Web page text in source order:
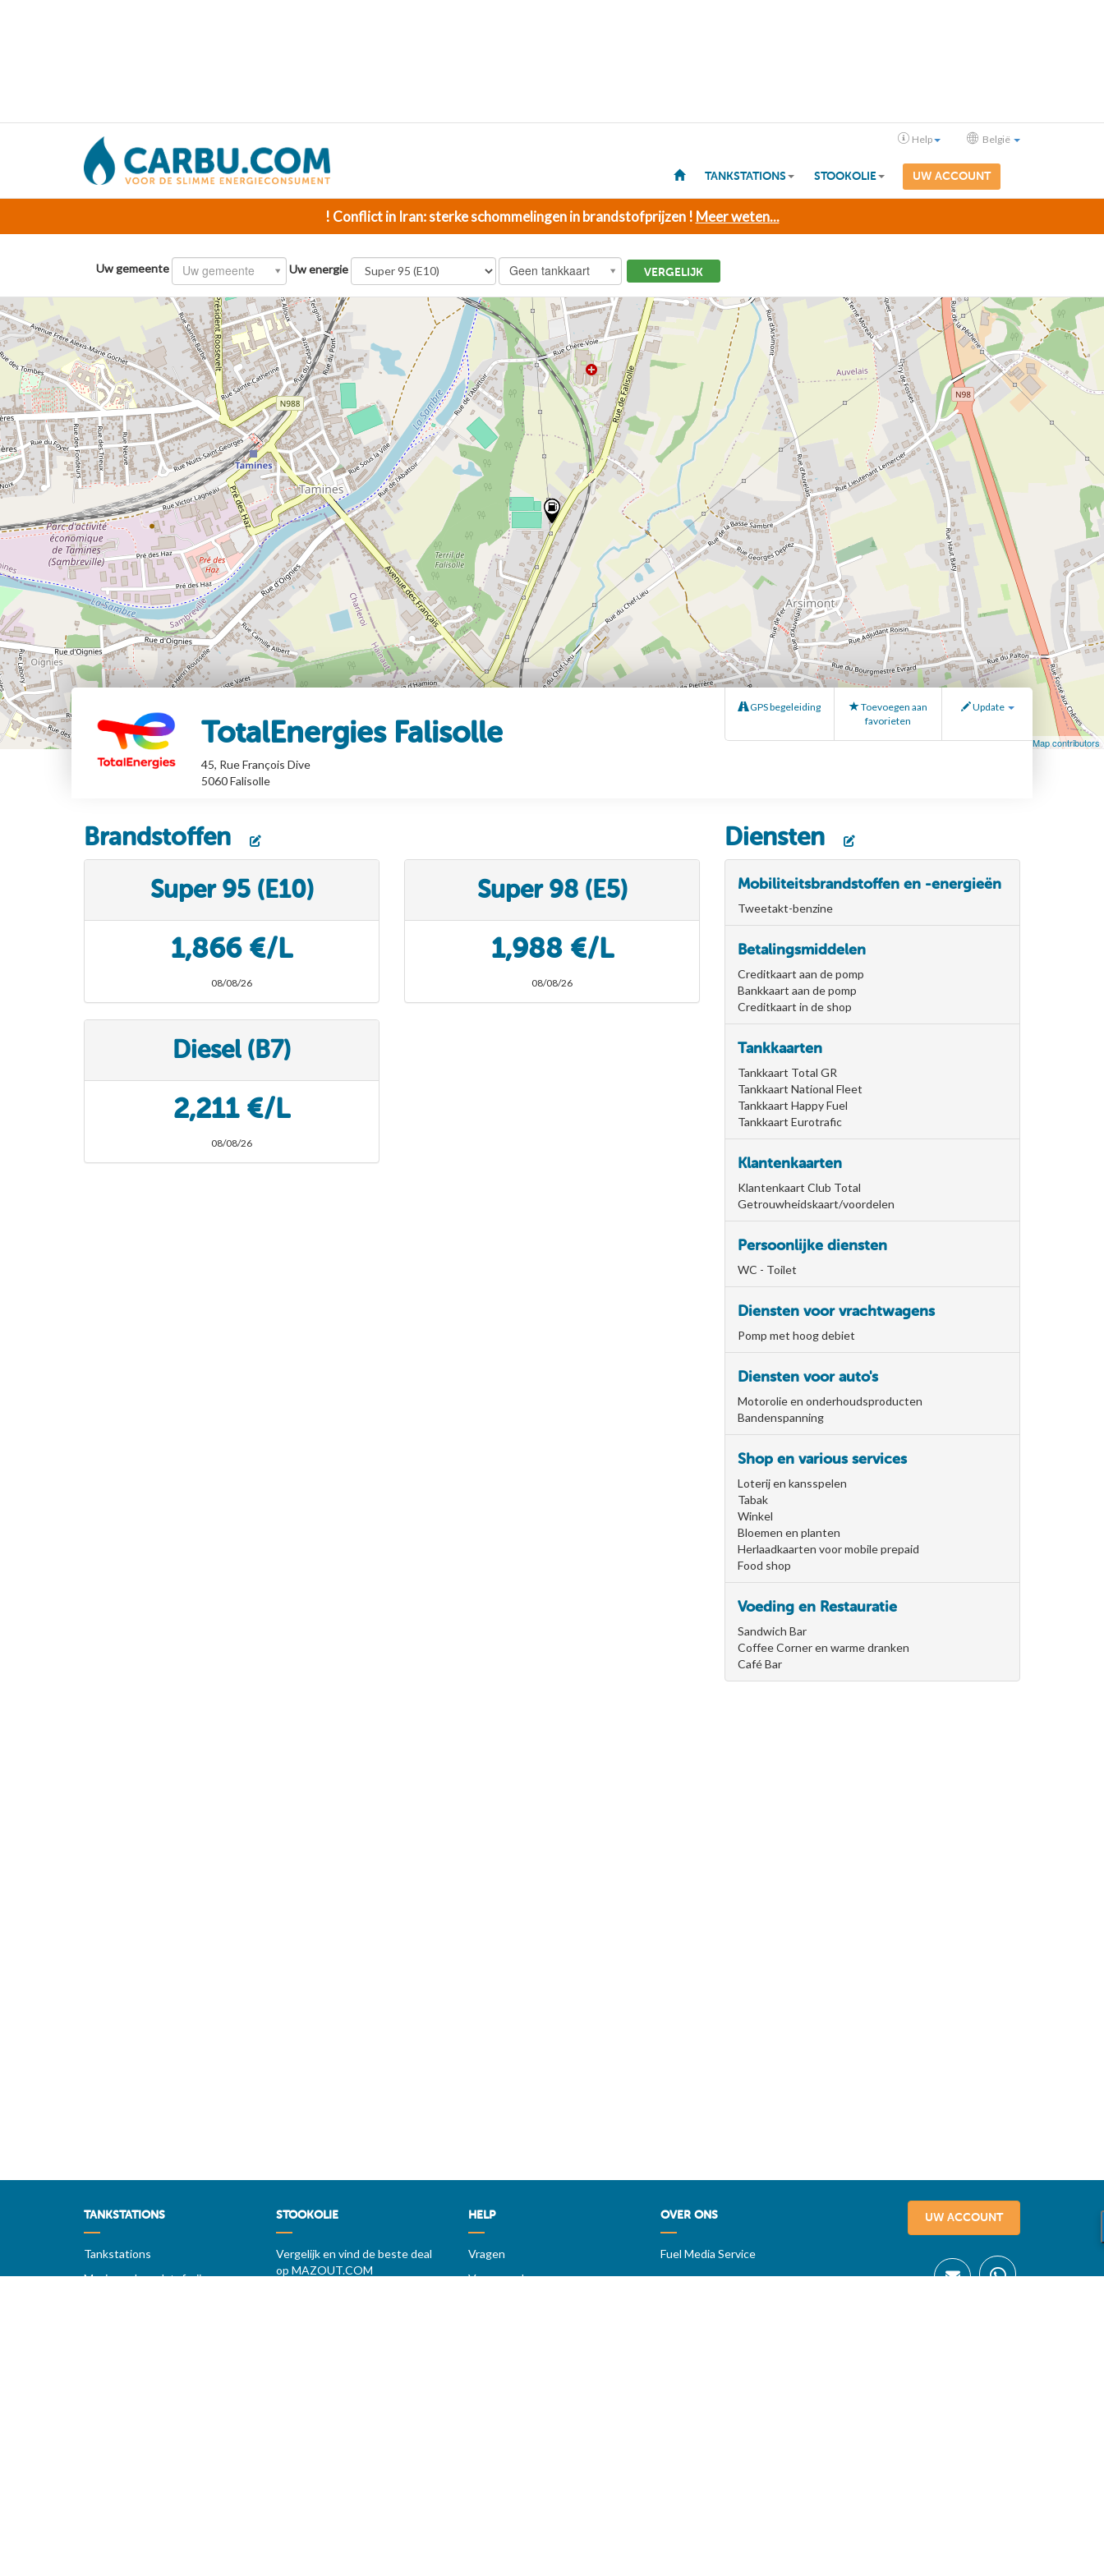
Help België
TANKSTATIONS STOOKOLIE UW ACCOUNT
! Conflict in Iran: sterke schommelingen in brandstofprijzen ! Meer weten...
Uw gemeente Uw gemeente Uw energie Geen tankkaart VERGELIJK
Leaflet| Map data ©OpenStreetMapcontributors, ©OpenStreetMap contributors
TotalEnergies Falisolle
45, Rue François Dive
5060 Falisolle
GPS begeleiding
Toevoegen aan
favorieten
Update
Brandstoffen
Super 95 (E10)
1,866 €/L
08/08/26
Super 98 (E5)
1,988 €/L
08/08/26
Diesel (B7)
2,211 €/L
08/08/26
Diensten
Mobiliteitsbrandstoffen en -energieën
Tweetakt-benzine
Betalingsmiddelen
Creditkaart aan de pomp
Bankkaart aan de pomp
Creditkaart in de shop
Tankkaarten
Tankkaart Total GR
Tankkaart National Fleet
Tankkaart Happy Fuel
Tankkaart Eurotrafic
Klantenkaarten
Klantenkaart Club Total
Getrouwheidskaart/voordelen
Persoonlijke diensten
WC - Toilet
Diensten voor vrachtwagens
Pomp met hoog debiet
Diensten voor auto's
Motorolie en onderhoudsproducten
Bandenspanning
Shop en various services
Loterij en kansspelen
Tabak
Winkel
Bloemen en planten
Herlaadkaarten voor mobile prepaid
Food shop
Voeding en Restauratie
Sandwich Bar
Coffee Corner en warme dranken
Café Bar
TANKSTATIONS
Tankstations
Maximum brandstofprijzen
STOOKOLIE
Vergelijk en vind de beste deal
op MAZOUT.COM
HELP
Vragen
Voorwaarden
OVER ONS
Fuel Media Service
UW ACCOUNT